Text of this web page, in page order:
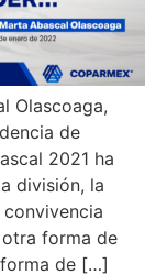
Olascoaga,
de
2021 ha
división, la
forma de
de […]